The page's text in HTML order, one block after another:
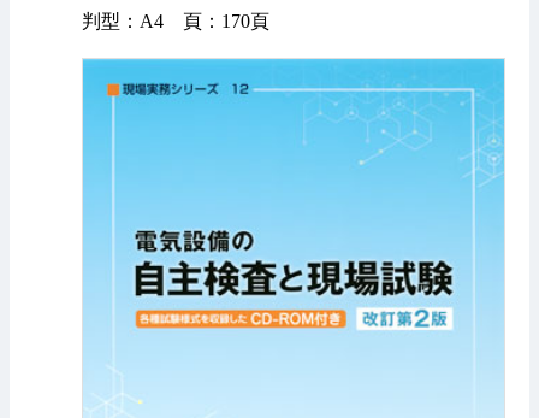
判型：A4 頁：170頁